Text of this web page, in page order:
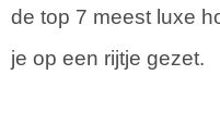
de top 7 meest luxe
je op een rijtje gezet.